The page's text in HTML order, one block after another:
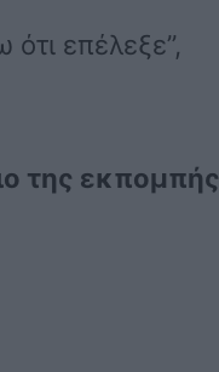
επέλεξε”,
της εκπομπής